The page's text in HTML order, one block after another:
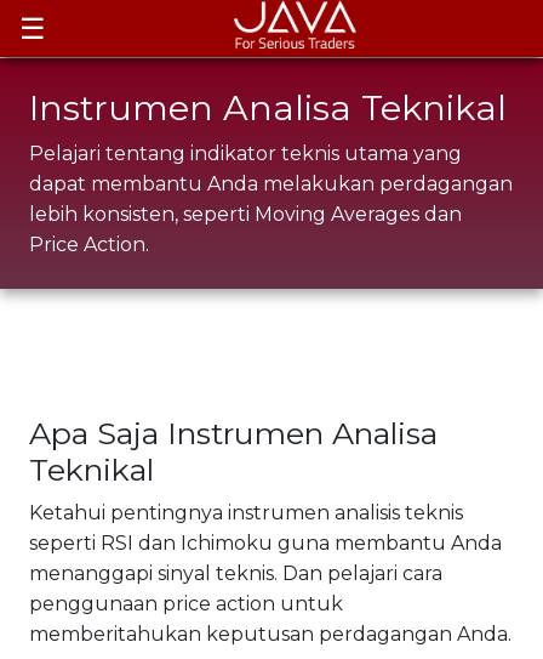
☰
Instrumen Analisa Teknikal
Pelajari tentang indikator teknis utama yang
dapat membantu Anda melakukan perdagangan
lebih konsisten, seperti Moving Averages dan
Price Action.
Apa Saja Instrumen Analisa
Teknikal
Ketahui pentingnya instrumen analisis teknis
seperti RSI dan Ichimoku guna membantu Anda
menanggapi sinyal teknis. Dan pelajari cara
penggunaan price action untuk
memberitahukan keputusan perdagangan Anda.